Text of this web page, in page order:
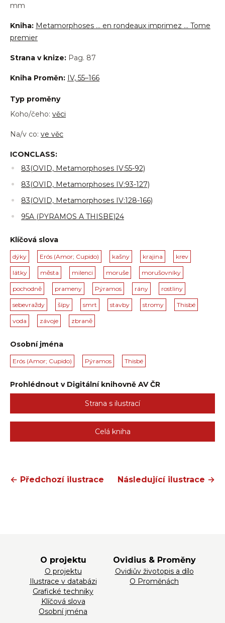
mm
Kniha: Metamorphoses … en rondeaux imprimez … Tome
premier
Strana v knize: Pag. 87
Kniha Proměn: IV, 55–166
Typ proměny
Koho/čeho: věci
Na/v co: ve věc
ICONCLASS:
83(OVID, Metamorphoses IV:55-92)
83(OVID, Metamorphoses IV:93-127)
83(OVID, Metamorphoses IV:128-166)
95A (PYRAMOS A THISBE)24
Klíčová slova
dýky Erós (Amor; Cupido) kašny krajina krev
látky města milenci moruše morušovníky
pochodně prameny Pýramos rány rostliny
sebevraždy šípy smrt stavby stromy Thisbé
voda závoje zbraně
Osobní jména
Erós (Amor; Cupido) Pýramos Thisbé
Prohlédnout v Digitální knihovně AV ČR
Strana s ilustrací
Celá kniha
← Předchozí ilustrace Následující ilustrace →
O projektu
O projektu
Ilustrace v databázi
Grafické techniky
Klíčová slova
Osobní jména
Ovidius & Proměny
Ovidiův životopis a dílo
O Proměnách